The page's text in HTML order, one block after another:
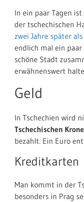
In ein paar Tagen
der tschechischen
zwei Jahre später
endlich mal ein
schöne Stadt
erwähnenswert
Geld
In Tschechien wird
Tschechischen Krone
bezahlt. Ein Euro
Kreditkarten
Man kommt in der
besonders in Prag